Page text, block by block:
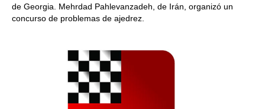
de Georgia. Mehrdad Pahlevanzadeh, de Irán, organizó un
concurso de problemas de ajedrez.